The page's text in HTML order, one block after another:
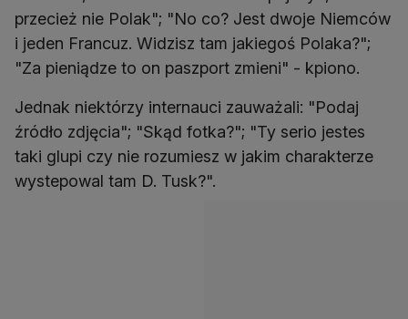
przecież nie Polak"; "No co? Jest dwoje Niemców
i jeden Francuz. Widzisz tam jakiegoś Polaka?";
"Za pieniądze to on paszport zmieni" - kpiono.
Jednak niektórzy internauci zauważali: "Podaj
źródło zdjęcia"; "Skąd fotka?"; "Ty serio jestes
taki glupi czy nie rozumiesz w jakim charakterze
wystepowal tam D. Tusk?".